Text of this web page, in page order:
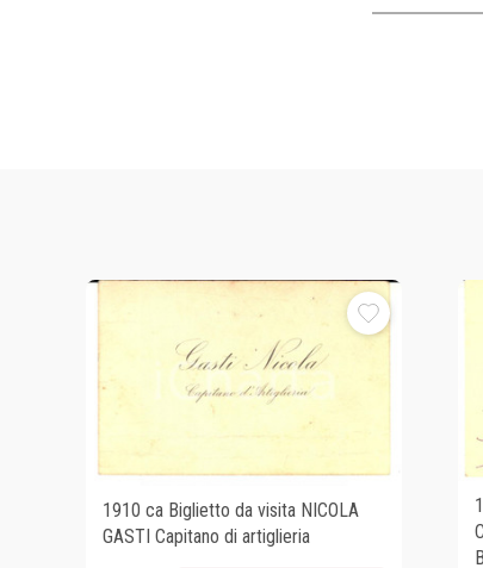
1910 ca Biglietto da visita NICOLA
GASTI Capitano di artiglieria